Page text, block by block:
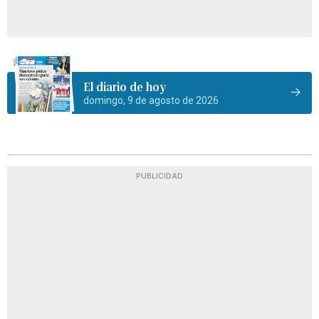
El diario de hoy
domingo, 9 de agosto de 2026
PUBLICIDAD